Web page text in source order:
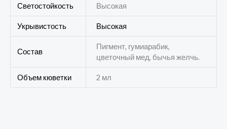
Светостойкость Высокая
Укрывистость Высокая
Состав
Пигмент, гумиарабик,
цветочный мед, бычья желчь.
Объем кюветки 2 мл